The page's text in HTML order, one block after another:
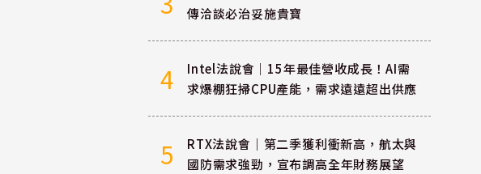
傳洽談必治妥施貴寶
4
Intel法說會｜15年最佳營收成長！AI需
求爆棚狂掃CPU產能，需求遠遠超出供應
5
RTX法說會｜第二季獲利衝新高，航太與
國防需求強勁，宣布調高全年財務展望